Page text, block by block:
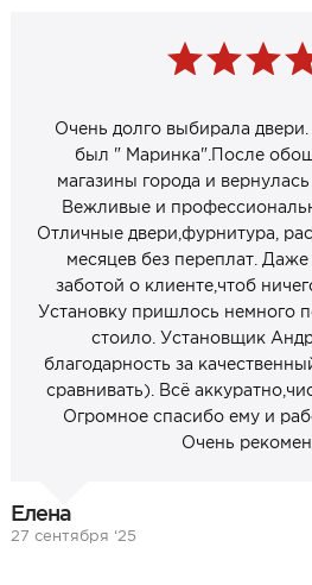
Очень долго выбирала
был " Маринка".После
магазины города и
Вежливые и
Отличные двери,фурнитура,
месяцев без переплат. Даже
заботой о клиенте,чтоб
Установку пришлось немного
стоило. Установщик
благодарность за
сравнивать). Всё
Огромное спасибо ему и
Очень
Елена
27 сентября ‘25